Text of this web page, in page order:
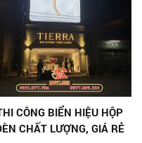
CÔNG BIỂN HIỆU HỘP
CHẤT LƯỢNG, GIÁ RẺ